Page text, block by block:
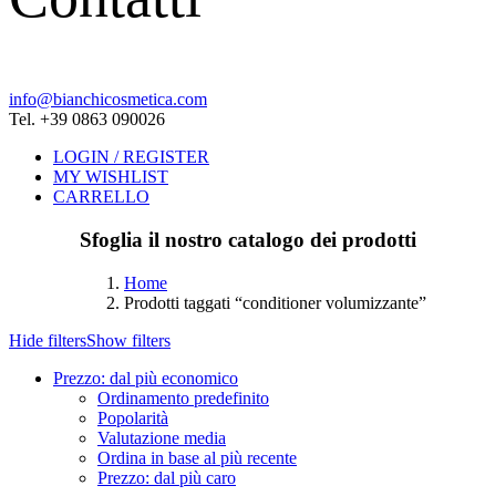
info@bianchicosmetica.com
Tel. +39 0863 090026
LOGIN / REGISTER
MY WISHLIST
CARRELLO
Sfoglia il nostro catalogo dei prodotti
Home
Prodotti taggati “conditioner volumizzante”
Hide filtersShow filters
Prezzo: dal più economico
Ordinamento predefinito
Popolarità
Valutazione media
Ordina in base al più recente
Prezzo: dal più caro